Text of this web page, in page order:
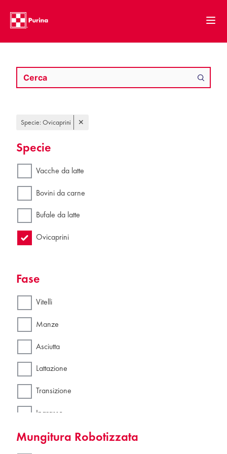
Specie: Ovicaprini ✕
Specie
Vacche da latte
Bovini da carne
Bufale da latte
Ovicaprini
Fase
Vitelli
Manze
Asciutta
Lattazione
Transizione
Ingrasso
Mungitura Robotizzata